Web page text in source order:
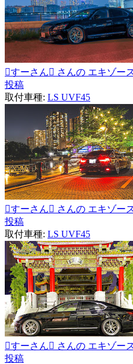
すーさん さんの エキゾー
投稿
取付車種: LS UVF45
すーさん さんの エキゾー
投稿
取付車種: LS UVF45
すーさん さんの エキゾー
投稿